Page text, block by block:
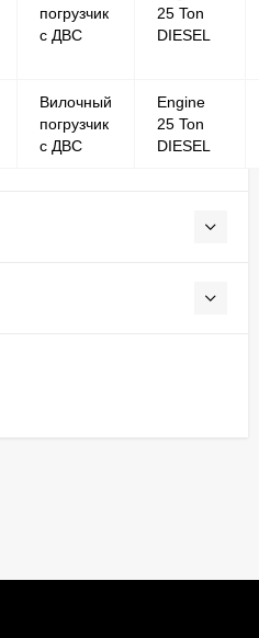
погрузчик
с ДВС
25 Ton
DIESEL
Вилочный
погрузчик
с ДВС
Engine
25 Ton
DIESEL